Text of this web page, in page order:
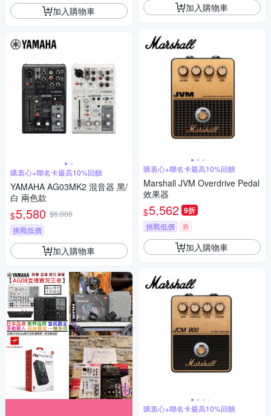
加入購物車
購衷心+聯名卡最高10%回饋
YAMAHA AG03MK2 混音器 黑/
白 兩色款
$5,580 $6,000
挑戰低價
加入購物車
加入購物車
購衷心+聯名卡最高10%回饋
Marshall JVM Overdrive Pedal
效果器
$5,562 9折
挑戰低價 券
加入購物車
購衷心+聯名卡最高10%回饋